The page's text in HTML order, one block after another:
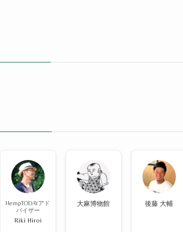
HempTODAYアド
バイザー
Riki Hiroi
大麻博物館 後藤 大輔